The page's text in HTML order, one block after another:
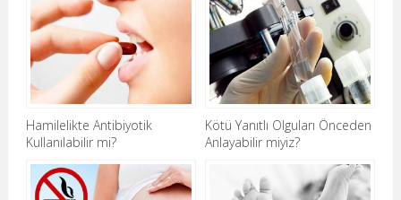
Hamilelikte Antibiyotik
Kullanılabilir mi?
Kötü Yanıtlı Olguları Önceden
Anlayabilir miyiz?